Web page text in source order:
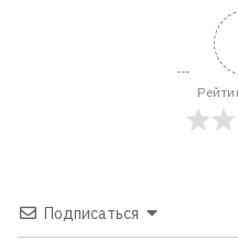
Подписаться